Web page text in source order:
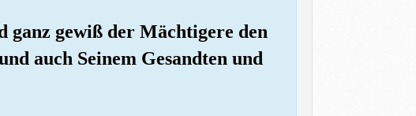
ganz gewiß der Mächtigere den
auch Seinem Gesandten und